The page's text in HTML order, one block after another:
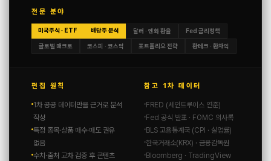
전문 분야
미국주식 · ETF 배당주 분석 달러 · 엔화 환율 Fed 금리정책
글로벌 매크로 코스피 · 코스닥 포트폴리오 전략 환테크 · 환차익
편집 원칙
1차 공공 데이터만을 근거로 분석
작성
특정 종목·상품 매수·매도 권유
없음
수치·출처 교차 검증 후 콘텐츠
참고 1차 데이터
FRED (세인트루이스 연준)
Fed 공식 발표 · FOMC 의사록
BLS 고용통계국 (CPI · 실업률)
한국거래소(KRX) · 금융감독원
Bloomberg · TradingView